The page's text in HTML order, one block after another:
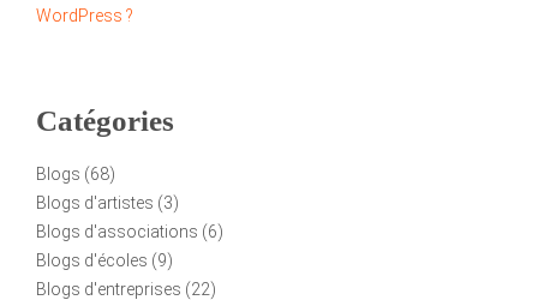
WordPress ?
Catégories
Blogs (68)
Blogs d'artistes (3)
Blogs d'associations (6)
Blogs d'écoles (9)
Blogs d'entreprises (22)